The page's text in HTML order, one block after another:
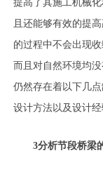
提高了其施工机械
且还能够有效的提
的过程中不会出现
而且对自然环境均
仍然存在着以下几
设计方法以及设计
3分析节段桥梁